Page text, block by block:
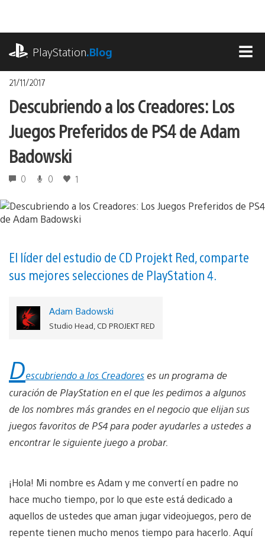
contenido
PlayStation.Blog
21/11/2017
Descubriendo a los Creadores: Los
Juegos Preferidos de PS4 de Adam
Badowski
0 0 1
El líder del estudio de CD Projekt Red, comparte
sus mejores selecciones de PlayStation 4.
Adam Badowski
Studio Head, CD PROJEKT RED
Descubriendo a los Creadores es un programa de
curación de PlayStation en el que les pedimos a algunos
de los nombres más grandes en el negocio que elijan sus
juegos favoritos de PS4 para poder ayudarles a ustedes a
encontrar le siguiente juego a probar.
¡Hola! Mi nombre es Adam y me convertí en padre no
hace mucho tiempo, por lo que este está dedicado a
aquellos de ustedes que aman jugar videojuegos, pero de
repente tienen mucho menos tiempo para hacerlo. Aquí